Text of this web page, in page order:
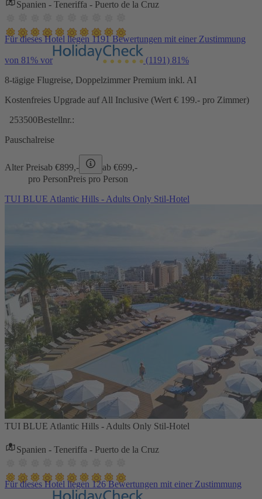
Spanien - Teneriffa - Puerto de la Cruz
Für dieses Hotel liegen 1191 Bewertungen mit einer Zustimmung
von 81% vor (1191) 81%
8-tägige Flugreise, Doppelzimmer Premium inkl. AI
Kostenfreies Upgrade auf All Inclusive (Wert € 199.- pro Zimmer)
253500Bestellnr.:
Pauschalreise
Alter Preisab €899,- ab €699,-
pro PersonPreis pro Person
TUI BLUE Atlantic Hills - Adults Only Stil-Hotel
TUI BLUE Atlantic Hills - Adults Only Stil-Hotel
Spanien - Teneriffa - Puerto de la Cruz
Für dieses Hotel liegen 126 Bewertungen mit einer Zustimmung